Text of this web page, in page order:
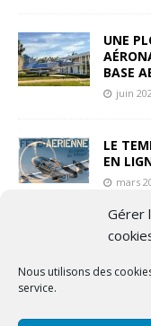
Gérer
Nous utilisons des
service.
UNE
BASE
juin
LE
EN
mars
THE
avril